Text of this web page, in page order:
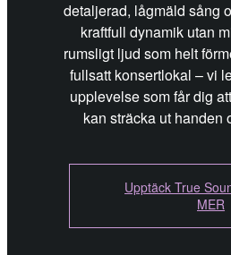
detaljerad, lågmäld sång
kraftfull dynamik utan
rumsligt ljud som helt
fullsatt konsertlokal – vi
upplevelse som får dig
kan sträcka ut handen
Upptäck True
MER